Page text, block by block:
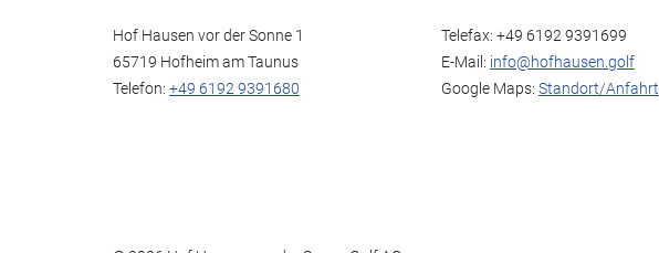
Hof Hausen vor der Sonne 1
65719 Hofheim am Taunus
Telefon: +49 6192 9391680
Telefax: +49 6192 9391699
E-Mail: info@hofhausen.golf
Google Maps: Standort/Anfahrt